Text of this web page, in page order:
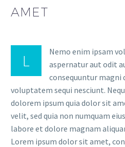
AMET
L
Nemo enim ipsam
aspernatur aut odit
consequuntur magni
voluptatem sequi nesciunt.
dolorem ipsum quia dolor sit
velit, sed quia non numquam
labore et dolore magnam
Lorem ipsum dolor sit amet,